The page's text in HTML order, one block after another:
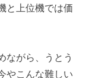
と上位機では価
がら、うとう
やこんな難しい